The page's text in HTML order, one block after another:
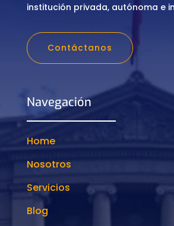
institución privada, autónoma e
Contáctanos
Navegación
Home
Nosotros
Servicios
Blog